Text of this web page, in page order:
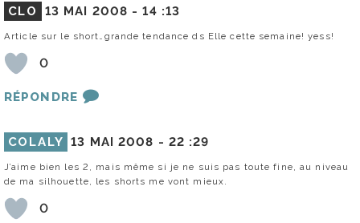
CLO 13 MAI 2008 -14 :13
Article sur le short…grande tendance ds Elle cette semaine! yess!
0
RÉPONDRE
COLALY 13 MAI 2008 - 22 :29
J’aime bien les 2, mais même si je ne suis pas toute fine, au niveau
de ma silhouette, les shorts me vont mieux.
0